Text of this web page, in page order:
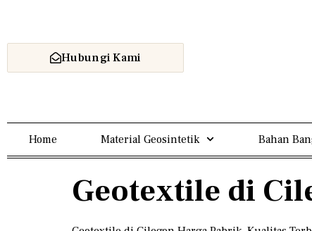
Hubungi Kami
Home Material Geosintetik Bahan
Geotextile di